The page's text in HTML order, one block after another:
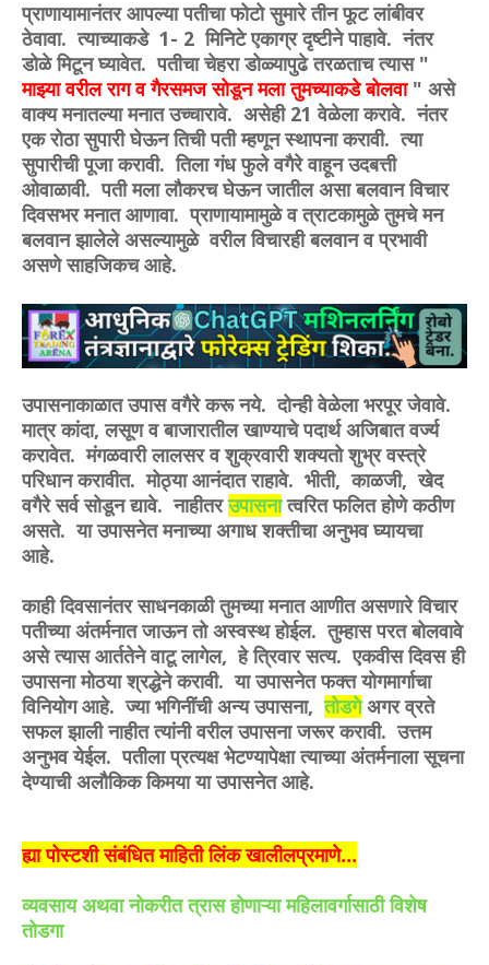
प्राणायामानंतर आपल्या पतीचा फोटो सुमारे तीन फूट लांबीवर
ठेवावा. त्याच्याकडे 1- 2 मिनिटे एकाग्र दृष्टीने पाहावे. नंतर
डोळे मिटून घ्यावेत. पतीचा चेहरा डोळ्यापुढे तरळताच त्यास "
माझ्या वरील राग व गैरसमज सोडून मला तुमच्याकडे बोलवा" असे
वाक्य मनातल्या मनात उच्चारावे. असेही 21 वेळेला करावे. नंतर
एक रोठा सुपारी घेऊन तिची पती म्हणून स्थापना करावी. त्या
सुपारीची पूजा करावी. तिला गंध फुले वगैरे वाहून उदबत्ती
ओवाळावी. पती मला लौकरच घेऊन जातील असा बलवान विचार
दिवसभर मनात आणावा. प्राणायामामुळे व त्राटकामुळे तुमचे मन
बलवान झालेले असल्यामुळे वरील विचारही बलवान व प्रभावी
असणे साहजिकच आहे.
उपासनाकाळात उपास वगैरे करू नये. दोन्ही वेळेला भरपूर जेवावे.
मात्र कांदा, लसूण व बाजारातील खाण्याचे पदार्थ अजिबात वर्ज्य
करावेत. मंगळवारी लालसर व शुक्रवारी शक्यतो शुभ्र वस्त्रे
परिधान करावीत. मोठ्या आनंदात राहावे. भीती, काळजी, खेद
वगैरे सर्व सोडून द्यावे. नाहीतरउपासनात्वरित फलित होणे कठीण
असते. या उपासनेत मनाच्या अगाध शक्तीचा अनुभव घ्यायचा
आहे.
काही दिवसानंतर साधनकाळी तुमच्या मनात आणीत असणारे विचार
पतीच्या अंतर्मनात जाऊन तो अस्वस्थ होईल. तुम्हास परत बोलवावे
असे त्यास आर्ततेने वाटू लागेल, हे त्रिवार सत्य. एकवीस दिवस ही
उपासना मोठया श्रद्धेने करावी. या उपासनेत फक्त योगमार्गाचा
विनियोग आहे. ज्या भगिनींची अन्य उपासना,तोडगेअगर व्रते
सफल झाली नाहीत त्यांनी वरील उपासना जरूर करावी. उत्तम
अनुभव येईल. पतीला प्रत्यक्ष भेटण्यापेक्षा त्याच्या अंतर्मनाला सूचना
देण्याची अलौकिक किमया या उपासनेत आहे.
ह्या पोस्टशी संबंधित माहिती लिंक खालीलप्रमाणे...
व्यवसाय अथवा नोकरीत त्रास होणाऱ्या महिलावर्गासाठी विशेष
तोडगा